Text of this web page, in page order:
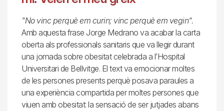
"No vinc perquè em curin; vinc perquè em vegin".
Amb aquesta frase Jorge Medrano va acabar la carta
oberta als professionals sanitaris que va llegir durant
una jornada sobre obesitat celebrada a l’Hospital
Universitari de Bellvitge. El text va emocionar moltes
de les persones presents perquè posava paraules a
una experiència compartida per moltes persones que
viuen amb obesitat: la sensació de ser jutjades abans